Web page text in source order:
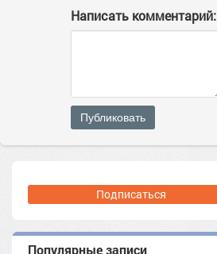
Написать комментарий:
Публиковать
Подписаться
Популярные записи